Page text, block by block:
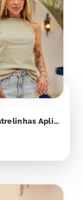
Regata Estrelinhas Aplicação